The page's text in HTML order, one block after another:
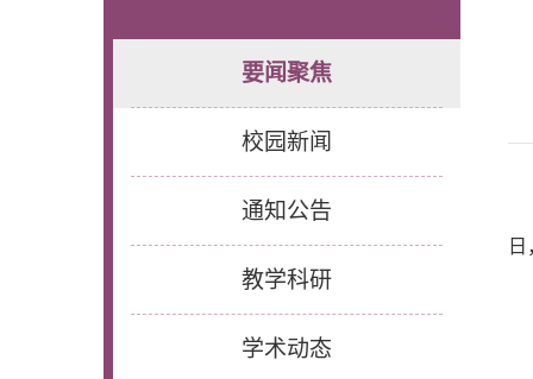
要闻聚焦
校园新闻
通知公告
教学科研
学术动态